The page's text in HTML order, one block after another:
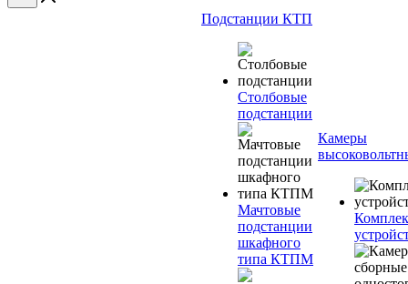
Подстанции КТП
Столбовые
подстанции
Мачтовые
подстанции
шкафного
типа КТПМ
Камеры